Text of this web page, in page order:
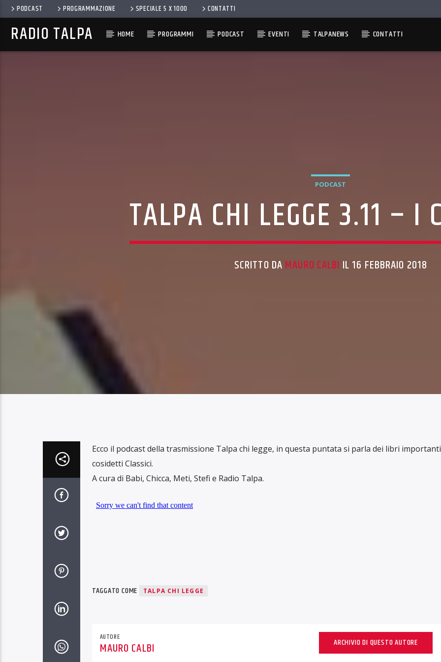
PODCAST PROGRAMMAZIONE SPECIALE 5 X 1000 CONTATTI
RADIO TALPA HOME PROGRAMMI PODCAST EVENTI TALPANEWS CONTATTI
PODCAST
TALPA CHI LEGGE 3.11 – I
SCRITTO DA MAURO CALBI IL 16 FEBBRAIO 2018
Ecco il podcast della trasmissione Talpa chi legge, in questa puntata si parla dei libri
cosidetti Classici.
A cura di Babi, Chicca, Meti, Stefi e Radio Talpa.
TAGGATO COME TALPA CHI LEGGE
AUTORE
MAURO CALBI ARCHIVIO DI QUESTO AUTORE